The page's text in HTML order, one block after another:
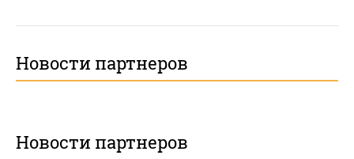
Новости партнеров
Новости партнеров